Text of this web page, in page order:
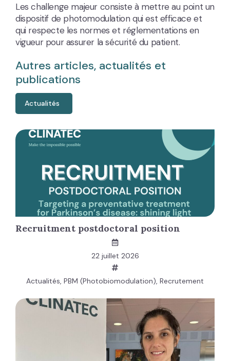
Les challenge majeur consiste à mettre au point un
dispositif de photomodulation qui est efficace et
qui respecte les normes et réglementations en
vigueur pour assurer la sécurité du patient.
Autres articles, actualités et
publications
Actualités
Recruitment postdoctoral position
22 juillet 2026
Actualités, PBM (Photobiomodulation), Recrutement